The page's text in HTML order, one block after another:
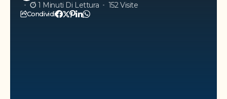
1 Minuti Di Lettura
152 Visite
Condividi